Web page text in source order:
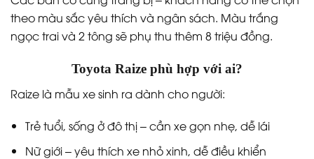
theo màu sắc yêu thích và ngân sách. Màu trắng
ngọc trai và 2 tông sẽ phụ thu thêm 8 triệu đồng.
Toyota Raize phù hợp với ai?
Raize là mẫu xe sinh ra dành cho người:
Trẻ tuổi, sống ở đô thị – cần xe gọn nhẹ, dễ lái
Nữ giới – yêu thích xe nhỏ xinh, dễ điều khiển